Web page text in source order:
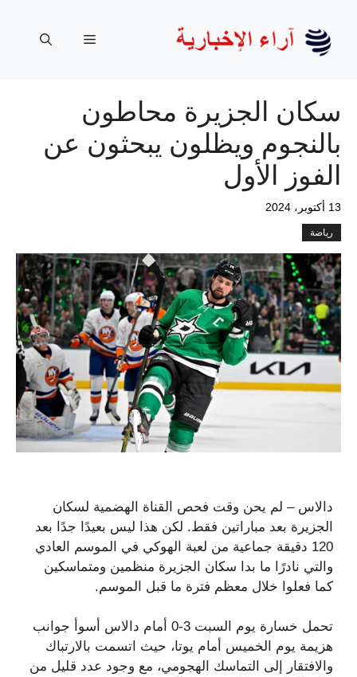
المحتوى
القائمة
سكان الجزيرة محاطون
بالنجوم ويظلون يبحثون عن
الفوز الأول
13 أكتوبر، 2024
رياضة
دالاس – لم يحن وقت فحص القناة الهضمية لسكان
الجزيرة بعد مباراتين فقط. لكن هذا ليس بعيدًا جدًا بعد
120 دقيقة جماعية من لعبة الهوكي في الموسم العادي
والتي نادرًا ما بدا سكان الجزيرة منظمين ومتماسكين
كما فعلوا خلال معظم فترة ما قبل الموسم.
تحمل خسارة يوم السبت 3-0 أمام دالاس أسوأ جوانب
هزيمة يوم الخميس أمام يوتا، حيث اتسمت بالارتباك
والافتقار إلى التماسك الهجومي، مع وجود عدد قليل من